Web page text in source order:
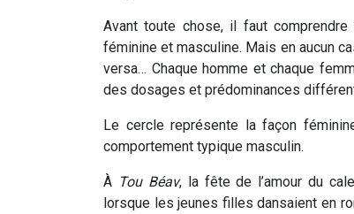
Avant toute chose, il faut
féminine et masculine. Mais en aucun
versa… Chaque homme et chaque
des dosages et prédominances
Le cercle représente la façon
comportement typique masculin.
À Tou Béav, la fête de l’amour du
lorsque les jeunes filles dansaient en